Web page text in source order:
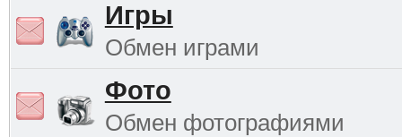
Игры
Обмен играми
Фото
Обмен фотографиями